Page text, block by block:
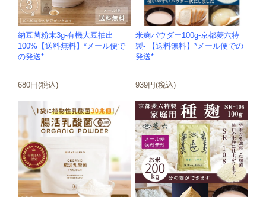
納豆菌粉末3g-有機大豆抽出
100%【送料無料】*メール便で
の発送*
680円(税込)
米麹パウダー100g-京都菱六特
製- 【送料無料】*メール便での
発送*
939円(税込)